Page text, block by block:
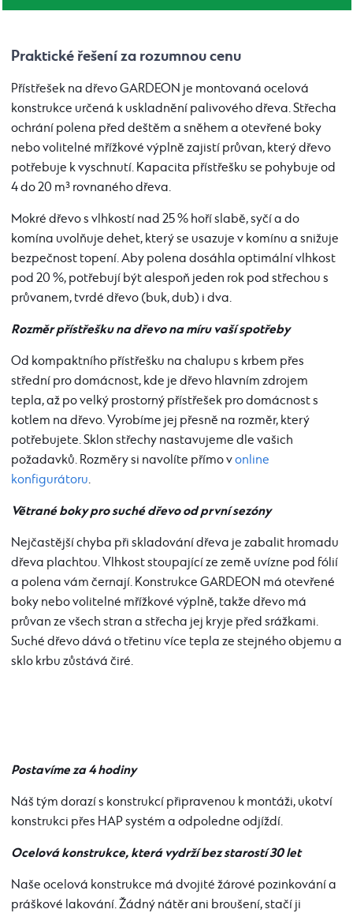
Praktické řešení za rozumnou cenu
Přístřešek na dřevo GARDEON je montovaná ocelová
konstrukce určená k uskladnění palivového dřeva. Střecha
ochrání polena před deštěm a sněhem a otevřené boky
nebo volitelné mřížkové výplně zajistí průvan, který dřevo
potřebuje k vyschnutí. Kapacita přístřešku se pohybuje od
4 do 20 m³ rovnaného dřeva.
Mokré dřevo s vlhkostí nad 25 % hoří slabě, syčí a do
komína uvolňuje dehet, který se usazuje v komínu a snižuje
bezpečnost topení. Aby polena dosáhla optimální vlhkost
pod 20 %, potřebují být alespoň jeden rok pod střechou s
průvanem, tvrdé dřevo (buk, dub) i dva.
Rozměr přístřešku na dřevo na míru vaší spotřeby
Od kompaktního přístřešku na chalupu s krbem přes
střední pro domácnost, kde je dřevo hlavním zdrojem
tepla, až po velký prostorný přístřešek pro domácnost s
kotlem na dřevo. Vyrobíme jej přesně na rozměr, který
potřebujete. Sklon střechy nastavujeme dle vašich
požadavků. Rozměry si navolíte přímo vonline
konfigurátoru.
Větrané boky pro suché dřevo od první sezóny
Nejčastější chyba při skladování dřeva je zabalit hromadu
dřeva plachtou. Vlhkost stoupající ze země uvízne pod fólií
a polena vám černají. Konstrukce GARDEON má otevřené
boky nebo volitelné mřížkové výplně, takže dřevo má
průvan ze všech stran a střecha jej kryje před srážkami.
Suché dřevo dává o třetinu více tepla ze stejného objemu a
sklo krbu zůstává čiré.
Postavíme za 4 hodiny
Náš tým dorazí s konstrukcí připravenou k montáži, ukotví
konstrukci přes HAP systém a odpoledne odjíždí.
Ocelová konstrukce, která vydrží bez starostí 30 let
Naše ocelová konstrukce má dvojité žárové pozinkování a
práškové lakování. Žádný nátěr ani broušení, stačí ji